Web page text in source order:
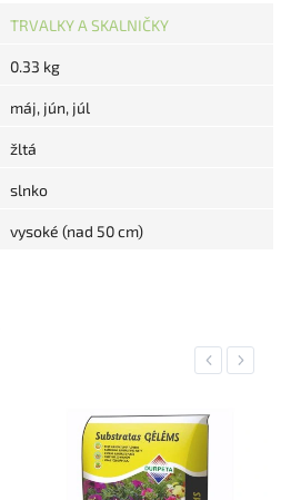
TRVALKY A SKALNIČKY
0.33 kg
máj, jún, júl
žltá
slnko
vysoké (nad 50 cm)
Previous
Next